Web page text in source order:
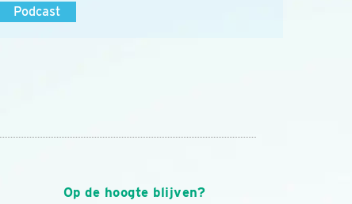
Podcast
Op de hoogte blijven?